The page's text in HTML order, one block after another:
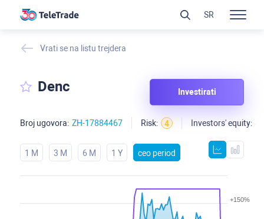
Vrati se na listu trejdera
Denc Investirati
Broj ugovora: ZH-17884467 Risk: 4 Investors' equity:
1 M 3 M 6 M 1 Y ceo period
+150%
SR